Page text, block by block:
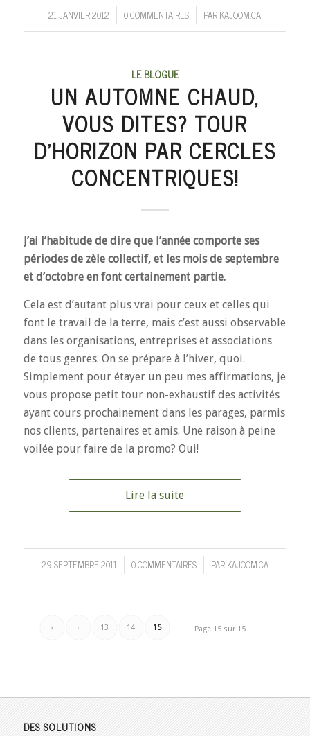
21 JANVIER 2012
/ 0 COMMENTAIRES
/ PARKAJOOM.CA
LE BLOGUE
UN AUTOMNE CHAUD,
VOUS DITES? TOUR
D’HORIZON PAR CERCLES
CONCENTRIQUES!
J’ai l’habitude de dire que l’année comporte ses
périodes de zèle collectif, et les mois de septembre
et d’octobre en font certainement partie.
Cela est d’autant plus vrai pour ceux et celles qui
font le travail de la terre, mais c’est aussi observable
dans les organisations, entreprises et associations
de tous genres. On se prépare à l’hiver, quoi.
Simplement pour étayer un peu mes affirmations, je
vous propose petit tour non-exhaustif des activités
ayant cours prochainement dans les parages, parmis
nos clients, partenaires et amis. Une raison à peine
voilée pour faire de la promo? Oui!
Lire la suite
29 SEPTEMBRE 2011
/ 0 COMMENTAIRES
/ PARKAJOOM.CA
Page 15 sur 15
« ‹ 13 14 15
DES SOLUTIONS